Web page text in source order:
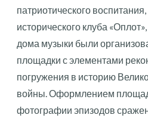
патриотического
исторического клуба
дома музыки были
площадки с элементами
погружения в историю
войны. Оформлением
фотографии эпизодов